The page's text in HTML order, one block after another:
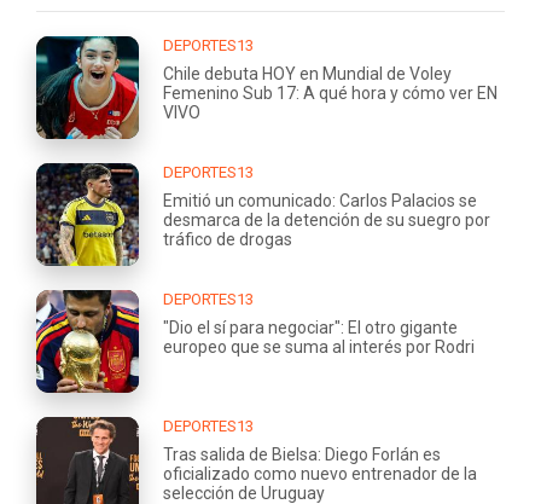
DEPORTES13
Chile debuta HOY en Mundial de Voley
Femenino Sub 17: A qué hora y cómo ver EN
VIVO
DEPORTES13
Emitió un comunicado: Carlos Palacios se
desmarca de la detención de su suegro por
tráfico de drogas
DEPORTES13
"Dio el sí para negociar": El otro gigante
europeo que se suma al interés por Rodri
DEPORTES13
Tras salida de Bielsa: Diego Forlán es
oficializado como nuevo entrenador de la
selección de Uruguay